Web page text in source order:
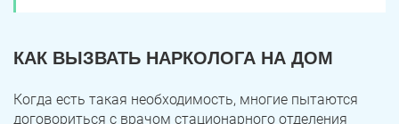
КАК ВЫЗВАТЬ НАРКОЛОГА НА ДОМ
Когда есть такая необходимость, многие пытаются
договориться с врачом стационарного отделения